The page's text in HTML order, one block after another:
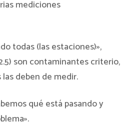
mediciones
todas (las estaciones)»,
son contaminantes criterio,
deben de medir.
qué está pasando y